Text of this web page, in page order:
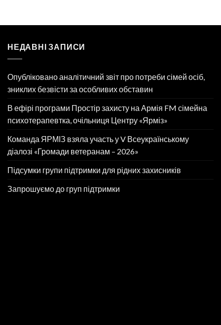
НЕДАВНІ ЗАПИСИ
Опубліковано аналітичний звіт про потреби сімей осіб,
зниклих безвісти за особливих обставин
В ефірі програми Простір захисту на Армія FM сімейна
психотерапевтка, очільниця Центру «Ярміз»
Команда ЯРМІЗ взяла участь у V Всеукраїнському
діалозі «Громади ветеранам – 2026»
Підсумки групи підтримки для рідних захисників
Запрошуємо до груп підтримки